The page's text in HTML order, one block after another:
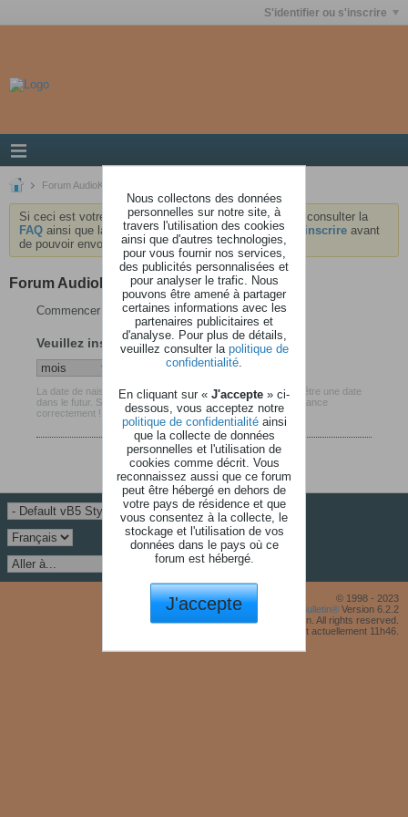
S'identifier ou s'inscrire
Forum AudioKeys
Si ceci est votre première visite, nous vous invitons à consulter la
FAQ ainsi que la chartedu forum . Vous devrez vous inscrire avant
de pouvoir envoyer des messages.
Forum AudioKeys
Commencer votre inscription
Veuillez insérer votre date de naissance
La date de naissance que vous avez renseigné ne peut pas être une date
dans le futur. Soyez certain d'avoir inséré votre date de naissance
correctement !
© 1998 - 2023
Powered by
vBulletin® Version 6.2.2
Copyright © 2026 MH Sub I, LLC dba vBulletin. All rights reserved.
Fuseau horaire GMT +1. Il est actuellement 11h46.
Nous collectons des données
personnelles sur notre site, à
travers l'utilisation des cookies
ainsi que d'autres technologies,
pour vous fournir nos services,
des publicités personnalisées et
pour analyser le trafic. Nous
pouvons être amené à partager
certaines informations avec les
partenaires publicitaires et
d'analyse. Pour plus de détails,
veuillez consulter la politique de
confidentialité
En cliquant sur « J'accepte » ci-
dessous, vous acceptez notre
politique de confidentialitéainsi
que la collecte de données
personnelles et l'utilisation de
cookies comme décrit. Vous
reconnaissez aussi que ce forum
peut être hébergé en dehors de
votre pays de résidence et que
vous consentez à la collecte, le
stockage et l'utilisation de vos
données dans le pays où ce
forum est hébergé.
J'accepte